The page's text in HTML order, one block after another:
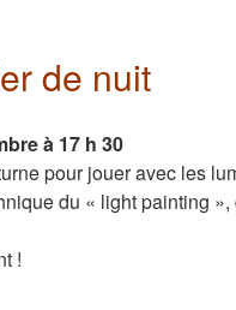
de nuit
à 17 h 30
pour jouer avec les
du « light painting
!